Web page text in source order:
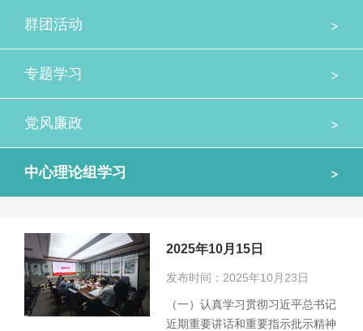
>
群团活动
>
专题学习
>
党风廉政
>
中心理论组学习
2025年10月15日
发布时间：2025年10月23日
（一）认真学习贯彻习近平总书记
近期重要讲话和重要指示批示精神